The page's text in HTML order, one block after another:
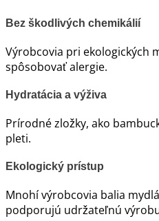
Bez škodlivých chemikálií
Výrobcovia pri ekologických
spôsobovať alergie.
Hydratácia a výživa
Prírodné zložky, ako
pleti.
Ekologický prístup
Mnohí výrobcovia balia
podporujú udržateľnú